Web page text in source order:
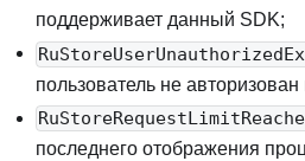
поддерживает данный SDK;
пользователь не
последнего отображения